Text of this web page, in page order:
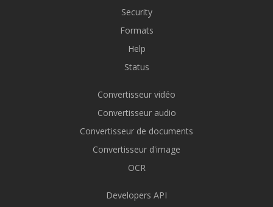
Security
Formats
Help
Status
Convertisseur vidéo
Convertisseur audio
Convertisseur de documents
Convertisseur d'image
OCR
Developers API